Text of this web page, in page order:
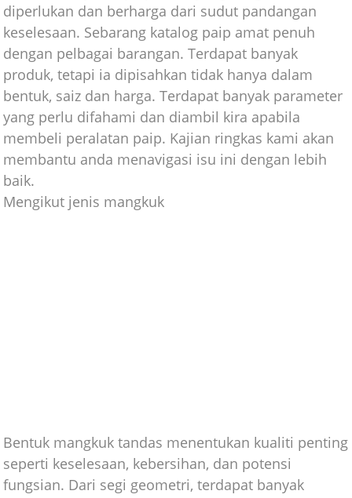
diperlukan dan berharga dari sudut pandangan
keselesaan. Sebarang katalog paip amat penuh
dengan pelbagai barangan. Terdapat banyak
produk, tetapi ia dipisahkan tidak hanya dalam
bentuk, saiz dan harga. Terdapat banyak parameter
yang perlu difahami dan diambil kira apabila
membeli peralatan paip. Kajian ringkas kami akan
membantu anda menavigasi isu ini dengan lebih
baik.
Mengikut jenis mangkuk
Bentuk mangkuk tandas menentukan kualiti penting
seperti keselesaan, kebersihan, dan potensi
fungsian. Dari segi geometri, terdapat banyak